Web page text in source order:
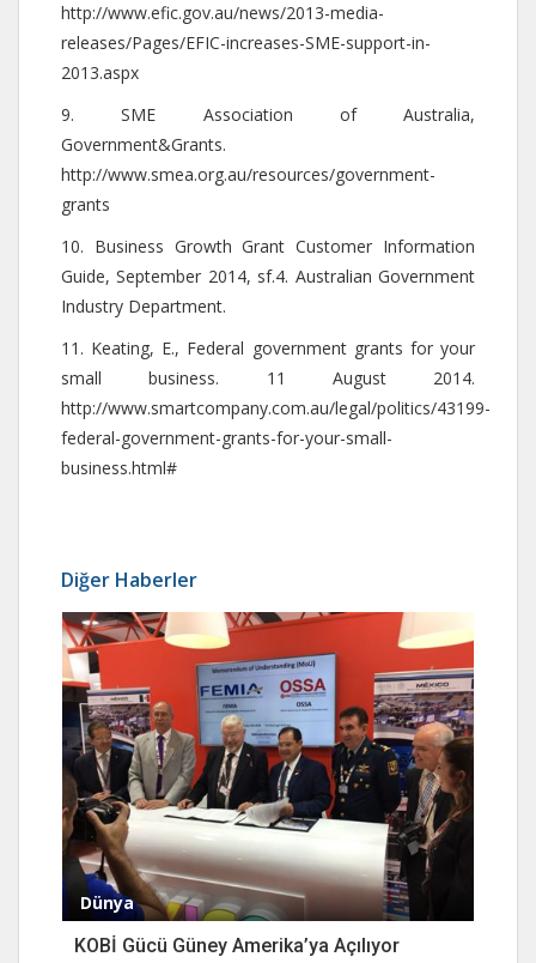
http://www.efic.gov.au/news/2013-media-
releases/Pages/EFIC-increases-SME-support-in-
2013.aspx
9. SME Association of Australia,
Government&Grants.
http://www.smea.org.au/resources/government-
grants
10. Business Growth Grant Customer Information
Guide, September 2014, sf.4. Australian Government
Industry Department.
11. Keating, E., Federal government grants for your
small business. 11 August 2014.
http://www.smartcompany.com.au/legal/politics/43199-
federal-government-grants-for-your-small-
business.html#
Diğer Haberler
Dünya
KOBİ Gücü Güney Amerika’ya Açılıyor